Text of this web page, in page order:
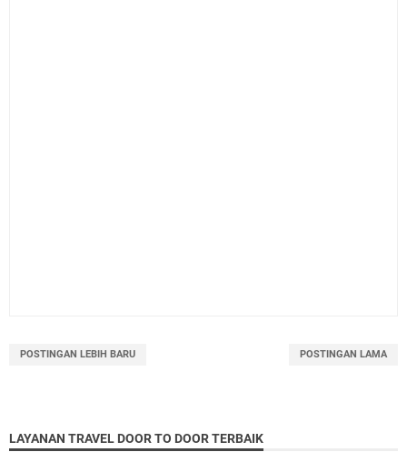
POSTINGAN LEBIH BARU POSTINGAN LAMA
LAYANAN TRAVEL DOOR TO DOOR TERBAIK